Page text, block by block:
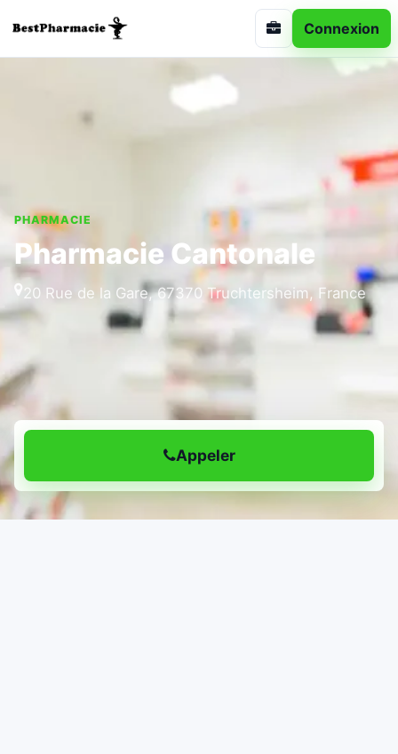
Connexion
PHARMACIE
Pharmacie Cantonale
20 Rue de la Gare, 67370 Truchtersheim, France
Appeler